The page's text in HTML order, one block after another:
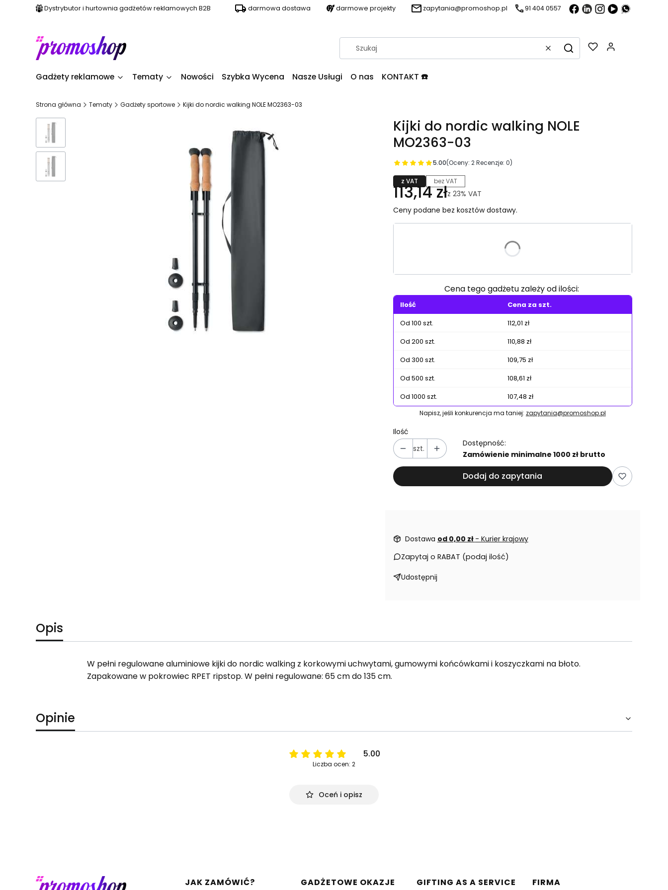
Dystrybutor i hurtownia gadżetów reklamowych B2B darmowa dostawa darmowe projekty zapytania@promoshop.pl 91 404 0557
WyczyśćSzukaj
Gadżety reklamowe Tematy Nowości Szybka Wycena Nasze Usługi O nas KONTAKT ☎️
Strona główna Tematy Gadżety sportowe Kijki do nordic walking NOLE MO2363-03
Kijki do nordic walking NOLE
MO2363-03
5.00(Oceny: 2 Recenzje: 0)
z VAT bez VAT
113,14 złz 23% VAT
Ceny podane bez kosztów dostawy.
Poszczególne warianty mogą różnić się ceną
Cena tego gadżetu zależy od ilości:
Ilość
Cena za szt.
Od 100 szt.
112,01 zł
Od 200 szt.
110,88 zł
Od 300 szt.
109,75 zł
Od 500 szt.
108,61 zł
Od 1000 szt.
107,48 zł
Napisz, jeśli konkurencja ma taniej: zapytania@promoshop.pl
Ilość
szt.
Dostępność:
Zamówienie minimalne 1000 zł brutto
Dodaj do zapytania
Dostawa od 0,00 zł - Kurier krajowy
Zapytaj o RABAT (podaj ilość)
Udostępnij
Opis
W pełni regulowane aluminiowe kijki do nordic walking z korkowymi uchwytami, gumowymi końcówkami i koszyczkami na błoto.
Zapakowane w pokrowiec RPET ripstop. W pełni regulowane: 65 cm do 135 cm.
Opinie
5.00
Liczba ocen: 2
Oceń i opisz
Linki w stopce
JAK ZAMÓWIĆ? GADŻETOWE OKAZJE GIFTING AS A SERVICE FIRMA